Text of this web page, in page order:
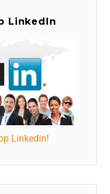
LinkedIn
Linkedin!